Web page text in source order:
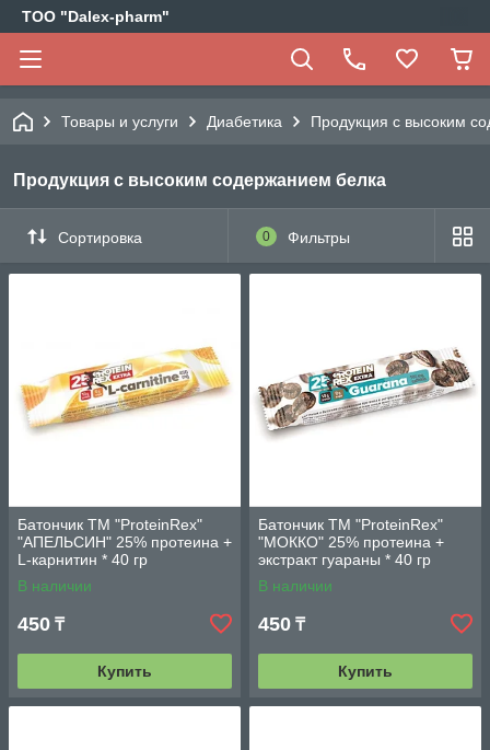
ТОО "Dalex-pharm"
Товары и услуги Диабетика Продукция с высоким
Продукция с высоким содержанием белка
Сортировка 0 Фильтры
Батончик ТМ "ProteinRex"
"АПЕЛЬСИН" 25% протеина +
L-карнитин * 40 гр
В наличии
450 ₸
Купить
Батончик ТМ "ProteinRex"
"МОККО" 25% протеина +
экстракт гуараны * 40 гр
В наличии
450 ₸
Купить